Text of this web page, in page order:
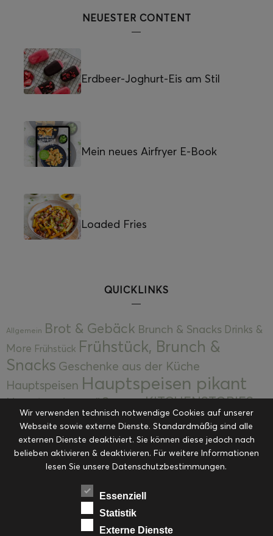
NEUESTER CONTENT
Erdbeer-Joghurt-Eis am Stil
Mein neues Airfryer E-Book
Loaded Fries
QUICKLINKS
Allgemein Brot & Gebäck Brunch & Snacks Drinks &
More Frühstück Frühstück, Brunch &
Snacks Geschenke aus der Küche
Hauptspeisen Hauptspeisen pikant
Hauptspeisen süßKekseKITCHENSTORIES
Kuchen, Torten & Desserts Kuchen und
Desserts Kulinarik Kulinarische Mitbringsel &
Eingemachtes Ohne Kategorie Ostern Resteküche
RezepteSaisonalSliderStartseite
Suppen, Salate & Vorspeisen
Vorspeisen, Salate & Suppen
Weihnachten Workshops & Events
Wir verwenden technisch notwendige Cookies auf unserer
Webseite sowie externe Dienste. Standardmäßig sind alle
externen Dienste deaktiviert. Sie können diese jedoch nach
belieben aktivieren & deaktivieren. Für weitere Informationen
lesen Sie unsere Datenschutzbestimmungen.
Essenziell
Statistik
Externe Dienste